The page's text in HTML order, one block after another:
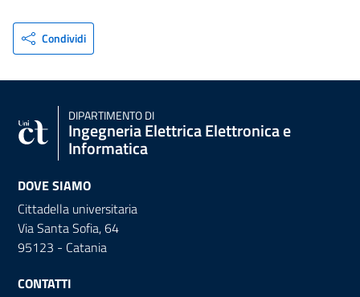
Condividi
DIPARTIMENTO DI
Ingegneria Elettrica Elettronica e
Informatica
DOVE SIAMO
Cittadella universitaria
Via Santa Sofia, 64
95123 - Catania
CONTATTI